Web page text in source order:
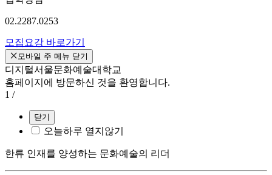
02.2287.0253
모집요강 바로가기
모바일 주 메뉴 닫기
디지털서울문화예술대학교
홈페이지에 방문하신 것을 환영합니다.
1 /
닫기
오늘하루 열지않기
한류 인재를 양성하는 문화예술의 리더